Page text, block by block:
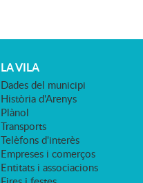
LA VILA
Dades del municipi
Història d'Arenys
Plànol
Transports
Telèfons d'interès
Empreses i comerços
Entitats i associacions